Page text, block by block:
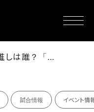
あなたの推しは誰？「イチオシ選手権2025」開催！（2/18更新）
試合情報 イベント情